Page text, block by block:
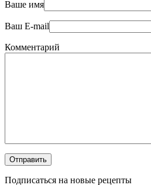
Ваше имя
Ваш E-mail
Комментарий
Подписаться на новые рецепты